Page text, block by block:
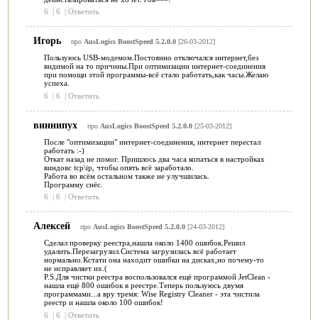
6
| 6 | Ответить
Игорь про AusLogics BoostSpeed 5.2.0.0[26-03-2012]
Пользуюсь USB-модемом.Постоянно отключался интернет,без
видимой на то причины.При оптимизации интернет-соединения
при помощи этой программы-всё стало работать,как часы.Желаю
успеха.
6
| 6 | Ответить
виннипух про AusLogics BoostSpeed 5.2.0.0[25-03-2012]
После "оптимизации" интернет-соединения, интернет перестал
работать :-)
Откат назад не помог. Пришлось два часа копаться в настройках
виндовс tcp\ip, чтобы опять всё заработало.
Работа во всём остальном также не улучшилась.
Программу снёс.
6
| 6 | Ответить
Алексей про AusLogics BoostSpeed 5.2.0.0[24-03-2012]
Сделал проверку реестра,нашла около 1400 ошибок.Решил
удалить.Перезагрузил.Система загрузилась всё работает
нормально.Кстати она находит ошибки на дисках,но почему-то
не исправляет их.(
P.S.Для чистки реестра воспользовался ещё программой JetClean -
нашла ещё 800 ошибок в реестре.Теперь пользуюсь двумя
программами...а вру тремя: Wise Registry Cleaner - эта чистила
реестр и нашла около 100 ошибок!
6
| 6 | Ответить